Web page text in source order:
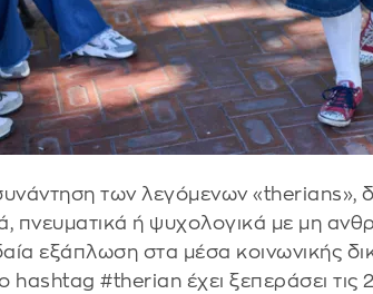
συνάντηση των λεγόμενων
πνευματικά ή ψυχολογικά με μη
εξάπλωση στα μέσα κοινωνικής
hashtag #therian έχει ξεπεράσει τις